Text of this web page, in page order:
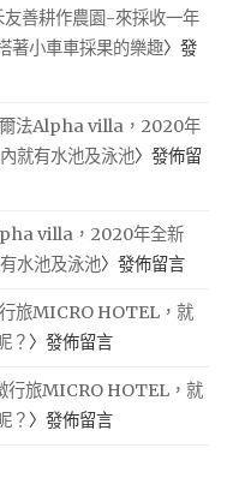
善耕作農園-來採收一年
著小車車採果的樂趣〉發
法Alpha villa，2020年
就有水池及泳池〉發佈留
villa，2020年全新
水池及泳池〉發佈留言
旅MICRO HOTEL，就
？ 〉發佈留言
行旅MICRO HOTEL，就
？ 〉發佈留言